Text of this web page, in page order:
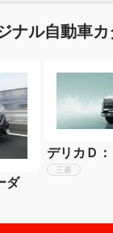
ナル自動車カ
ダ
デリカＤ：
三菱